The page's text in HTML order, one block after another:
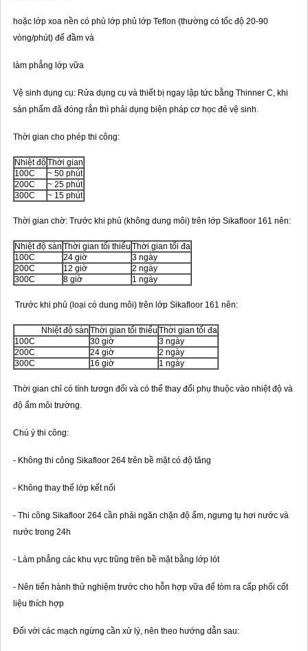
hoặc lớp xoa nền có phủ lớp phủ lớp Teflon (thường có tốc độ 20-90
vòng/phút) để đầm và
làm phẳng lớp vữa
Vệ sinh dụng cụ: Rửa dụng cụ và thiết bị ngay lập tức bằng Thinner C, khi
sản phẩm đã đóng rắn thì phải dụng biện pháp cơ học đẻ vệ sinh.
Thời gian cho phép thi công:
Nhiệt độThời gian
100C
~ 50 phút
200C
~ 25 phút
300C
~ 15 phút
Thời gian chờ: Trước khi phủ (không dung môi) trên lớp Sikafloor 161 nên:
Nhiệt độ sàn Thời gian tối thiểu Thời gian tối đa
100C
24 giờ
3 ngày
200C
12 giờ
2 ngày
300C
8 giờ 1 ngày
Trước khi phủ (loại có dung môi) trên lớp Sikafloor 161 nên:
Nhiệt độ sàn Thời gian tối thiểu Thời gian tối đa
100C
30 giờ
3 ngày
200C
24 giờ
2 ngày
300C
16 giờ 1 ngày
Thời gian chỉ có tính tươgn đối và có thể thay đổi phụ thuộc vào nhiệt độ và
độ ẩm môi trường.
Chú ý thi công:
- Không thi công Sikafloor 264 trên bề mặt có độ tăng
- Không thay thế lớp kết nối
- Thi công Sikafloor 264 cần phải ngăn chặn độ ẩm, ngưng tụ hơi nước và
nước trong 24h
- Làm phẳng các khu vực trũng trên bề mặt bằng lớp lót
- Nên tiến hành thử nghiệm trước cho hỗn hợp vữa để tòm ra cấp phối cốt
liệu thích hợp
Đối với các mạch ngừng cần xử lý, nên theo hướng dẫn sau: